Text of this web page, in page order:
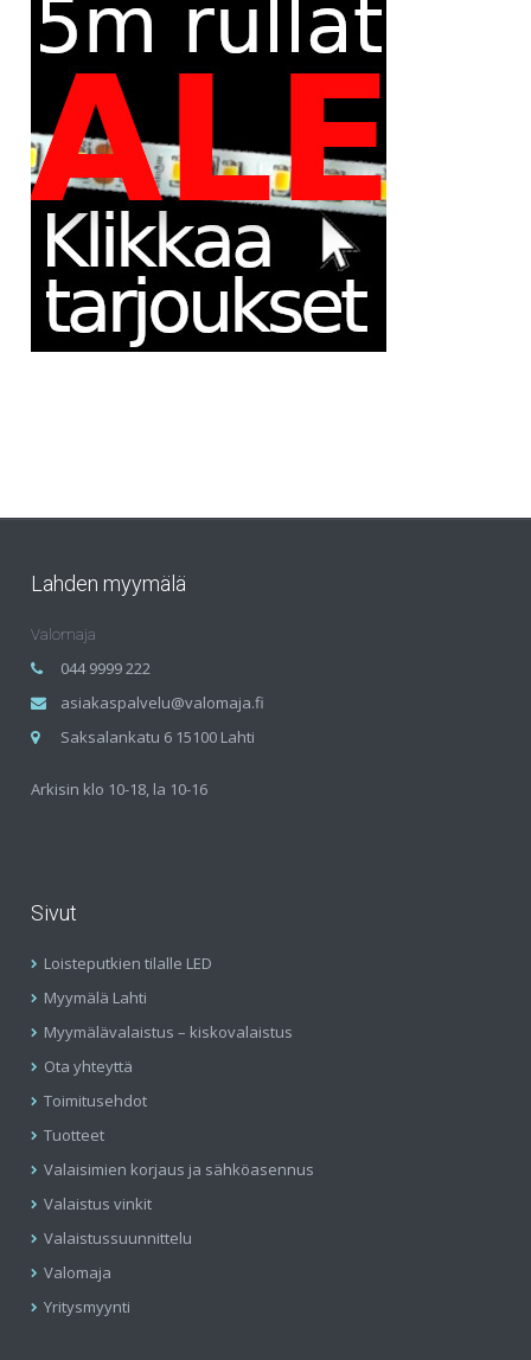
Lahden myymälä
Valomaja
044 9999 222
asiakaspalvelu@valomaja.fi
Saksalankatu 6 15100 Lahti
Arkisin klo 10-18, la 10-16
Sivut
Loisteputkien tilalle LED
Myymälä Lahti
Myymälävalaistus – kiskovalaistus
Ota yhteyttä
Toimitusehdot
Tuotteet
Valaisimien korjaus ja sähköasennus
Valaistus vinkit
Valaistussuunnittelu
Valomaja
Yritysmyynti